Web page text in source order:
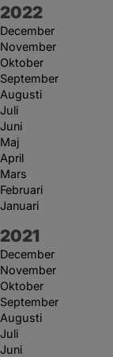
År:
2022
December
November
Oktober
September
Augusti
Juli
Juni
Maj
April
Mars
Februari
Januari
År:
2021
December
November
Oktober
September
Augusti
Juli
Juni